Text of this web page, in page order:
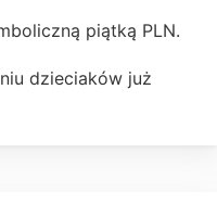
piątką PLN.
dzieciaków już